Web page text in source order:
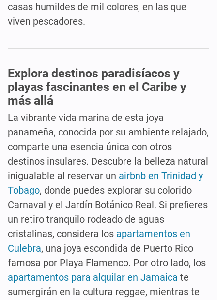
casas humildes de mil colores, en las que
viven pescadores.
Explora destinos paradisíacos y
playas fascinantes en el Caribe y
más allá
La vibrante vida marina de esta joya
panameña, conocida por su ambiente relajado,
comparte una esencia única con otros
destinos insulares. Descubre la belleza natural
inigualable al reservar un airbnb en Trinidad y
Tobago, donde puedes explorar su colorido
Carnaval y el Jardín Botánico Real. Si prefieres
un retiro tranquilo rodeado de aguas
cristalinas, considera los apartamentos en
Culebra, una joya escondida de Puerto Rico
famosa por Playa Flamenco. Por otro lado, los
apartamentos para alquilar en Jamaica te
sumergirán en la cultura reggae, mientras te